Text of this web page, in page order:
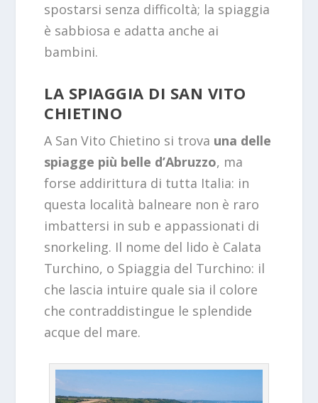
spostarsi senza difficoltà; la spiaggia
è sabbiosa e adatta anche ai
bambini.
LA SPIAGGIA DI SAN VITO
CHIETINO
A San Vito Chietino si trova una delle
spiagge più belle d’Abruzzo, ma
forse addirittura di tutta Italia: in
questa località balneare non è raro
imbattersi in sub e appassionati di
snorkeling. Il nome del lido è Calata
Turchino, o Spiaggia del Turchino: il
che lascia intuire quale sia il colore
che contraddistingue le splendide
acque del mare.